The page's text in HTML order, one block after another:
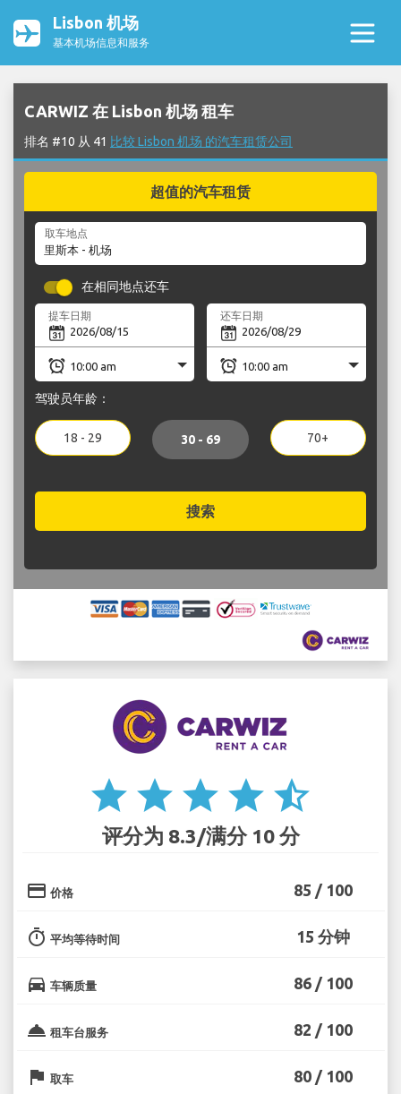
Lisbon 机场
基本机场信息和服务
CARWIZ 在 Lisbon 机场 租车
排名 #10 从 41 比较 Lisbon 机场 的汽车租赁公司
超值的汽车租赁
取车地点
在相同地点还车
提车日期 还车日期
驾驶员年龄：
18 - 29 30 - 69 70+
搜索
star star star star star_half
评分为 8.3/满分 10 分
credit_card 价格 85 / 100
timer 平均等待时间 15 分钟
directions_car 车辆质量 86 / 100
room_service 租车台服务 82 / 100
flag 取车 80 / 100